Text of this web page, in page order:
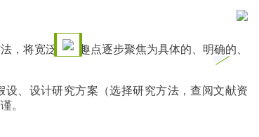
将宽泛的兴趣点逐步聚焦为具体的、明确的、
、设计研究方案（选择研究方法，查阅文献资
。